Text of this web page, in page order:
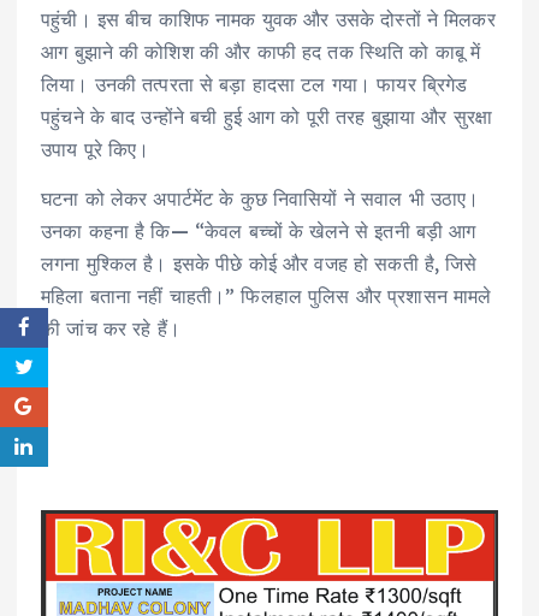
पहुंची। इस बीच काशिफ नामक युवक और उसके दोस्तों ने मिलकर
आग बुझाने की कोशिश की और काफी हद तक स्थिति को काबू में
लिया। उनकी तत्परता से बड़ा हादसा टल गया। फायर ब्रिगेड
पहुंचने के बाद उन्होंने बची हुई आग को पूरी तरह बुझाया और सुरक्षा
उपाय पूरे किए।
घटना को लेकर अपार्टमेंट के कुछ निवासियों ने सवाल भी उठाए।
उनका कहना है कि— “केवल बच्चों के खेलने से इतनी बड़ी आग
लगना मुश्किल है। इसके पीछे कोई और वजह हो सकती है, जिसे
महिला बताना नहीं चाहती।” फिलहाल पुलिस और प्रशासन मामले
की जांच कर रहे हैं।